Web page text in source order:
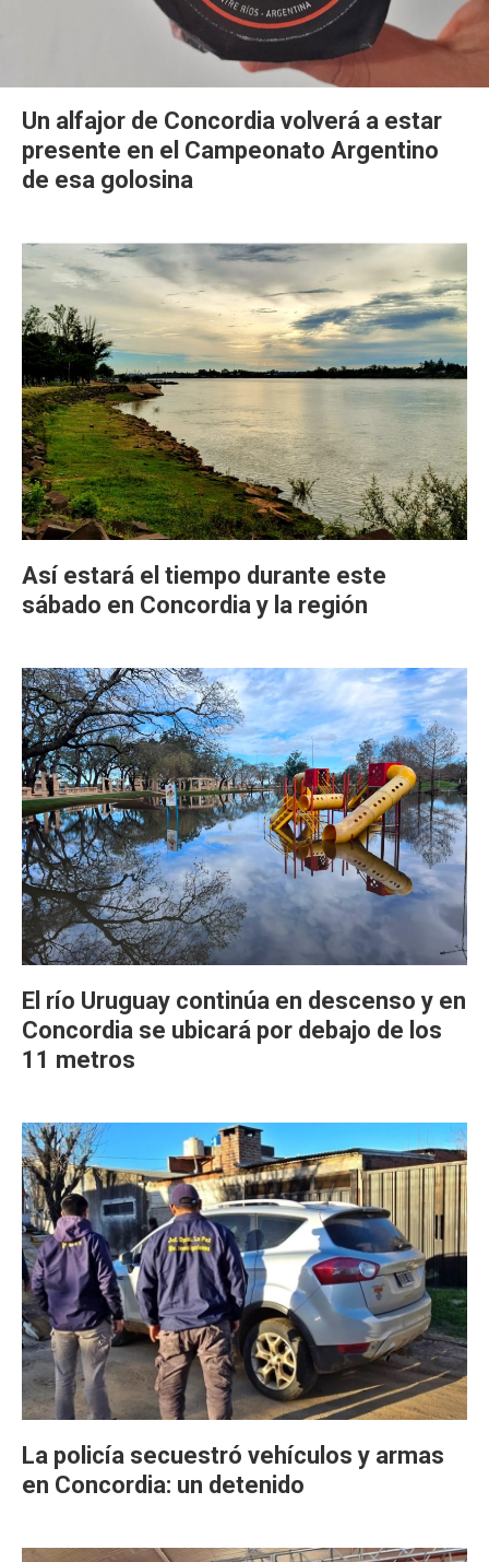
Un alfajor de Concordia volverá a estar
presente en el Campeonato Argentino
de esa golosina
Así estará el tiempo durante este
sábado en Concordia y la región
El río Uruguay continúa en descenso y en
Concordia se ubicará por debajo de los
11 metros
La policía secuestró vehículos y armas
en Concordia: un detenido